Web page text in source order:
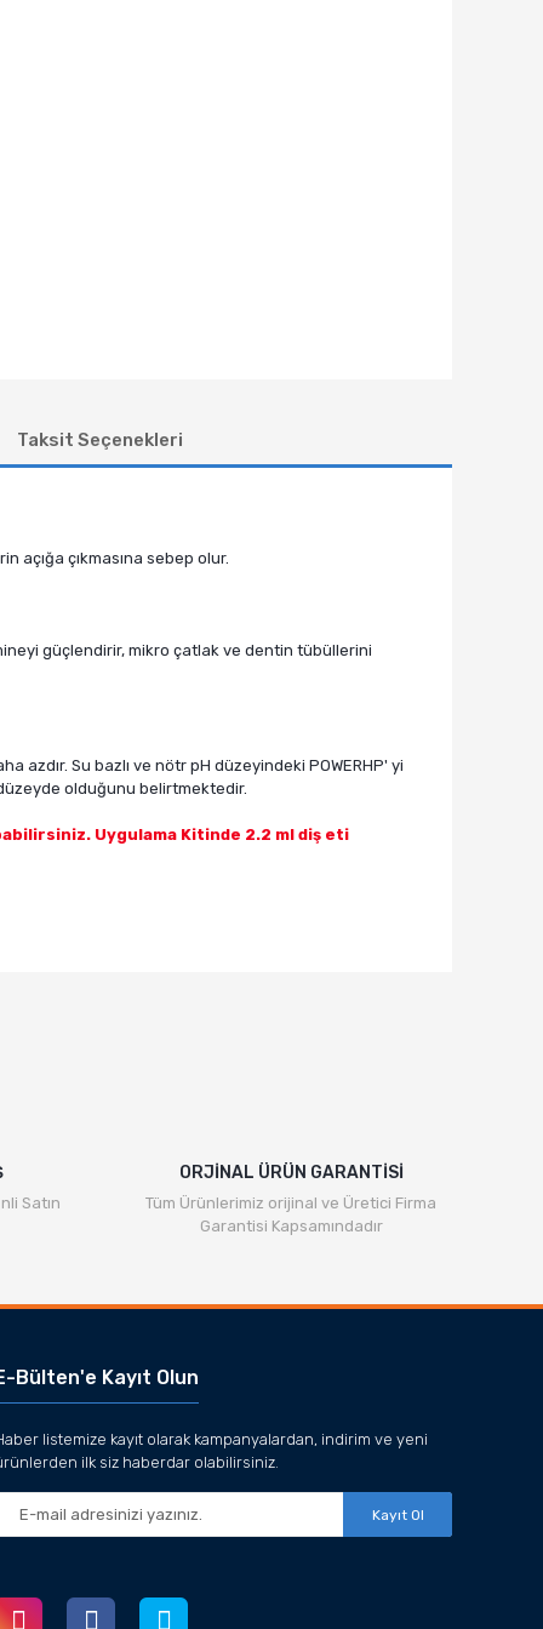
Taksit Seçenekleri
açığa çıkmasına sebep olur.
güçlendirir, mikro çatlak ve dentin tübüllerini
azdır. Su bazlı ve nötr pH düzeyindeki POWERHP' yi
olduğunu belirtmektedir.
Uygulama Kitinde 2.2 ml diş eti
Satın
ORJİNAL ÜRÜN GARANTİSİ
Tüm Ürünlerimiz orijinal ve Üretici Firma
Garantisi Kapsamındadır
Bülten'e Kayıt Olun
listemize kayıt olarak kampanyalardan, indirim ve yeni
ilk siz haberdar olabilirsiniz.
Kayıt Ol